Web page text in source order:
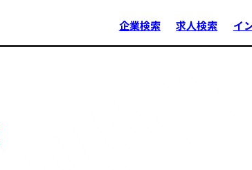
企業検索 求人検索 イ